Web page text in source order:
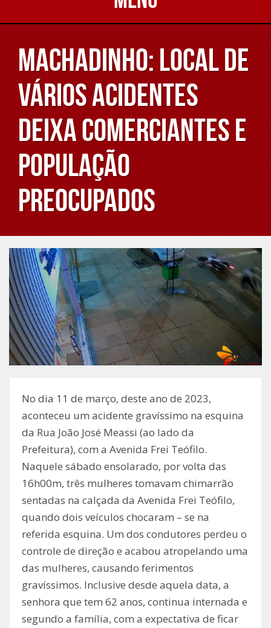
Machadinho: Local de
vários acidentes
deixa comerciantes e
população
preocupados
No dia 11 de março, deste ano de 2023,
aconteceu um acidente gravíssimo na esquina
da Rua João José Meassi (ao lado da
Prefeitura), com a Avenida Frei Teófilo.
Naquele sábado ensolarado, por volta das
16h00m, três mulheres tomavam chimarrão
sentadas na calçada da Avenida Frei Teófilo,
quando dois veículos chocaram – se na
referida esquina. Um dos condutores perdeu o
controle de direção e acabou atropelando uma
das mulheres, causando ferimentos
gravíssimos. Inclusive desde aquela data, a
senhora que tem 62 anos, continua internada e
segundo a família, com a expectativa de ficar